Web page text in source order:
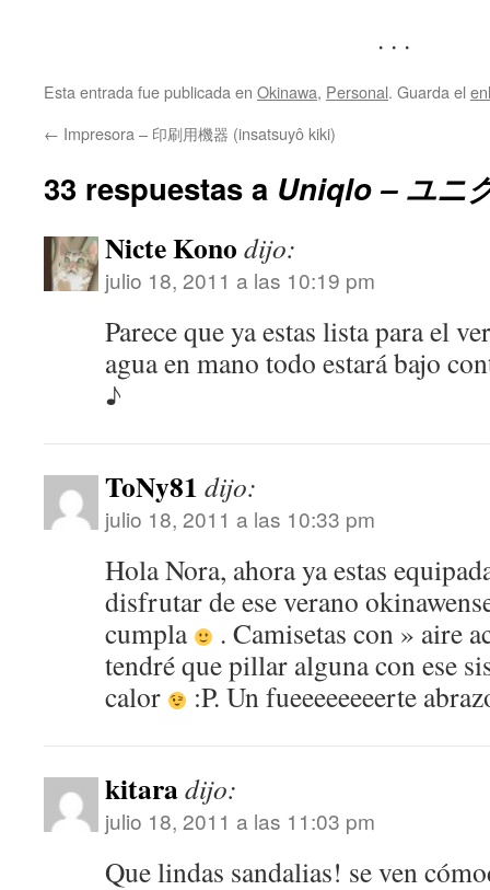
. . .
Esta entrada fue publicada en Okinawa, Personal. Guarda el
← Impresora – 印刷用機器 (insatsuyô kiki)
33 respuestas a Uniqlo – ユニ
Nicte Kono dijo:
julio 18, 2011 a las 10:19 pm
Parece que ya estas lista para el
agua en mano todo estará bajo
♪
ToNy81 dijo:
julio 18, 2011 a las 10:33 pm
Hola Nora, ahora ya estas
disfrutar de ese verano
cumpla
. Camisetas con » aire
tendré que pillar alguna con ese
calor
:P. Un fueeeeeeeerte
kitaradijo:
julio 18, 2011 a las 11:03 pm
Que lindas sandalias! se ven